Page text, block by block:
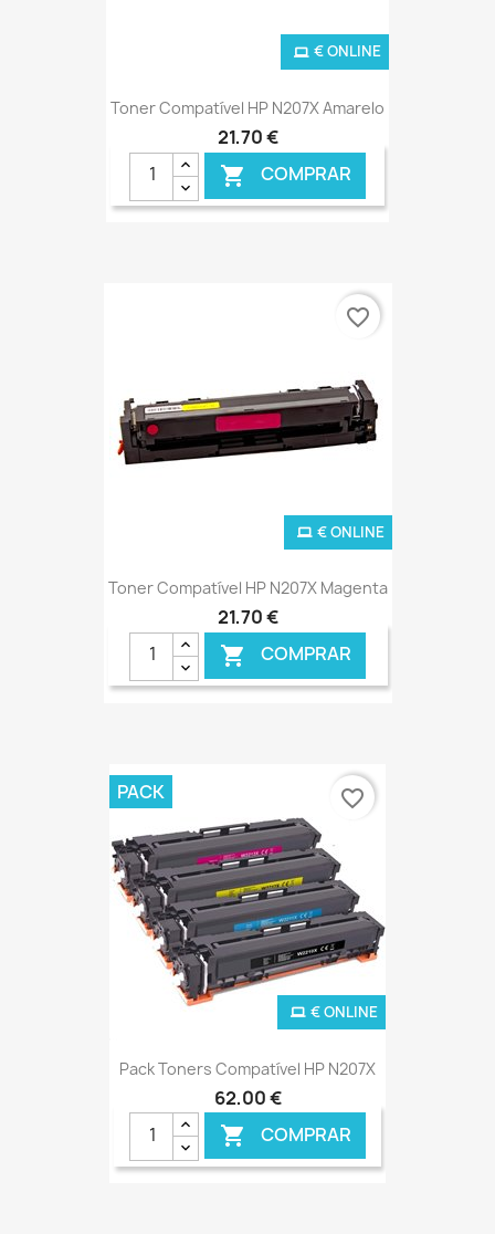
Toner Compatível HP N207X Amarelo
21,70 €
 COMPRAR
€ ONLINE
Toner Compatível HP N207X Magenta
21,70 €
 COMPRAR
€ ONLINE
favorite_border
Pack Toners Compatível HP N207X
62,00 €
 COMPRAR
€ ONLINE
PACK favorite_border